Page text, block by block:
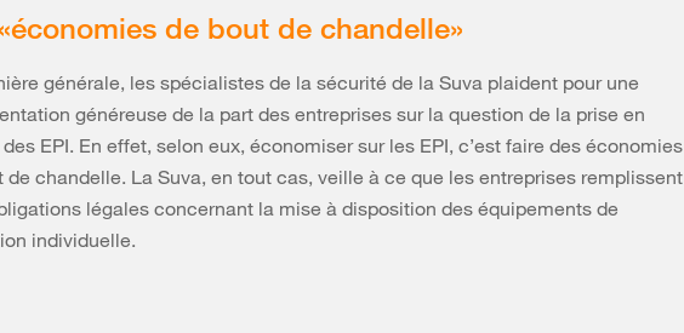
de bout de chandelle»
générale, les spécialistes de la sécurité de la Suva plaident pour une
généreuse de la part des entreprises sur la question de la prise en
EPI. En effet, selon eux, économiser sur les EPI, c’est faire des économies
de chandelle. La Suva, en tout cas, veille à ce que les entreprises remplissent
légales concernant la mise à disposition des équipements de
individuelle.